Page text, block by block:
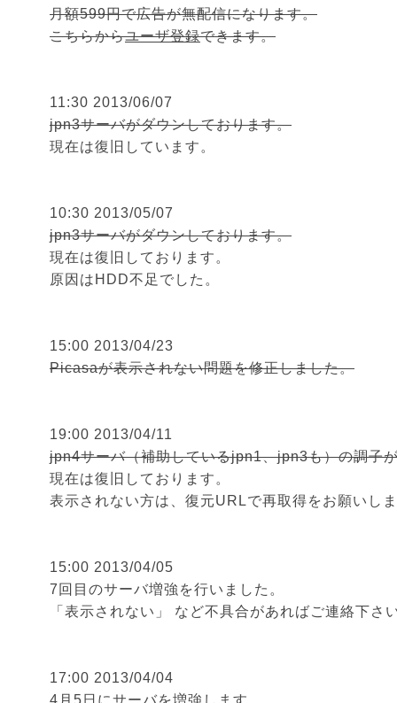
月額599円で広告が無配信になります。
こちらからユーザ登録できます。
11:30 2013/06/07
jpn3サーバがダウンしております。
現在は復旧しています。
10:30 2013/05/07
jpn3サーバがダウンしております。
現在は復旧しております。
原因はHDD不足でした。
15:00 2013/04/23
Picasaが表示されない問題を修正しました。
19:00 2013/04/11
jpn4サーバ（補助しているjpn1、jpn3も）の調子
現在は復旧しております。
表示されない方は、復元URLで再取得をお願いし
15:00 2013/04/05
7回目のサーバ増強を行いました。
「表示されない」 など不具合があればご連絡下さ
17:00 2013/04/04
4月5日にサーバを増強します。